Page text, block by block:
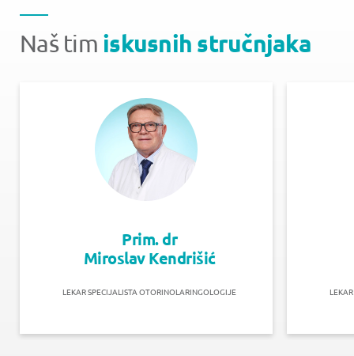
Naš tim iskusnih stručnjaka
Prim. dr
Miroslav Kendrišić
LEKAR SPECIJALISTA OTORINOLARINGOLOGIJE